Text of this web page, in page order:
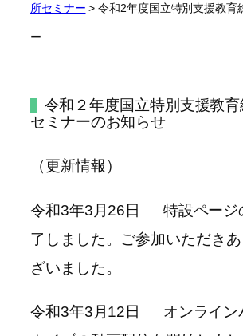
所セミナー >令和2年度国立特別支援教育
ー
令和２年度国立特別支援教
セミナーのお知らせ
（更新情報）
令和3年3月26日 特設ページ
了しました。ご参加いただき
ざいました。
令和3年3月12日 オンライン